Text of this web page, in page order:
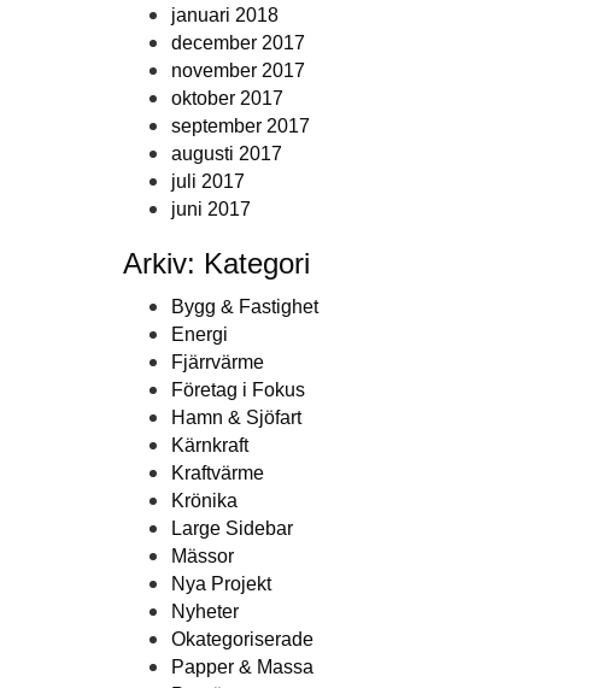
januari 2018
december 2017
november 2017
oktober 2017
september 2017
augusti 2017
juli 2017
juni 2017
Arkiv: Kategori
Bygg & Fastighet
Energi
Fjärrvärme
Företag i Fokus
Hamn & Sjöfart
Kärnkraft
Kraftvärme
Krönika
Large Sidebar
Mässor
Nya Projekt
Nyheter
Okategoriserade
Papper & Massa